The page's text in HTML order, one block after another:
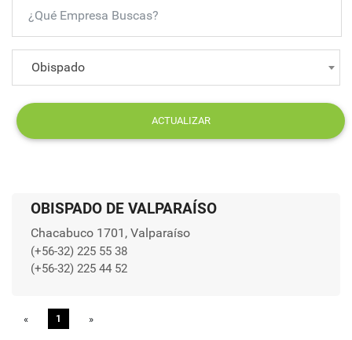
Obispado
ACTUALIZAR
OBISPADO DE VALPARAÍSO
Chacabuco 1701, Valparaíso
(+56-32) 225 55 38
(+56-32) 225 44 52
« Previous
1 »